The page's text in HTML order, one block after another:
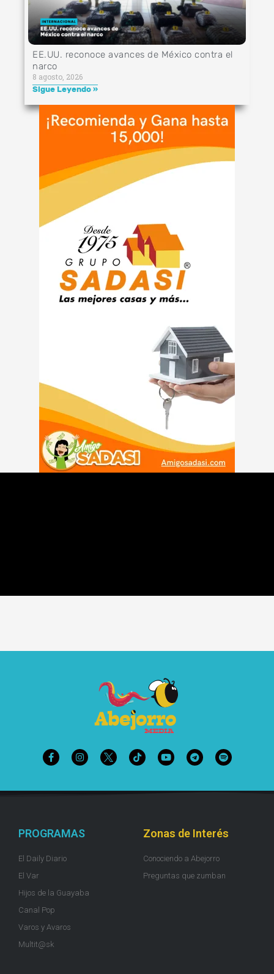
EE.UU. reconoce avances de México contra el
narco
8 agosto, 2026
Sigue Leyendo »
PROGRAMAS
El Daily Diario
El Var
Hijos de la Guayaba
Canal Pop
Varos y Avaros
Multit@sk
Zonas de Interés
Conociendo a Abejorro
Preguntas que zumban